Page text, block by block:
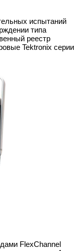
испытаний
типа
реестр
Tektronix серии
FlexChannel